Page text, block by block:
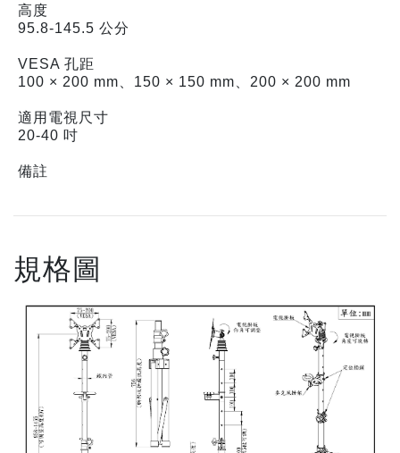
高度
95.8-145.5 公分
VESA 孔距
100 × 200 mm、150 × 150 mm、200 × 200 mm
適用電視尺寸
20-40 吋
備註
規格圖